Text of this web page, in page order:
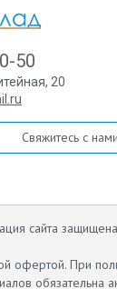
50
20
Свяжитесь с нами
сайта
офертой. При
обязательна